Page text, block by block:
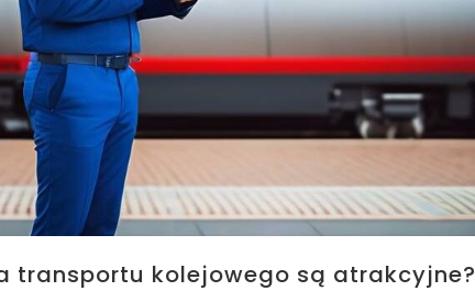
transportu kolejowego są atrakcyjne?